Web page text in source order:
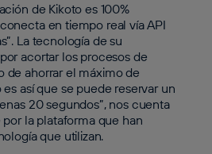
de Kikoto es 100%
en tiempo real vía API
La tecnología de su
acortar los procesos de
de ahorrar el máximo de
así que se puede reservar un
20 segundos”, nos cuenta
la plataforma que han
que utilizan.